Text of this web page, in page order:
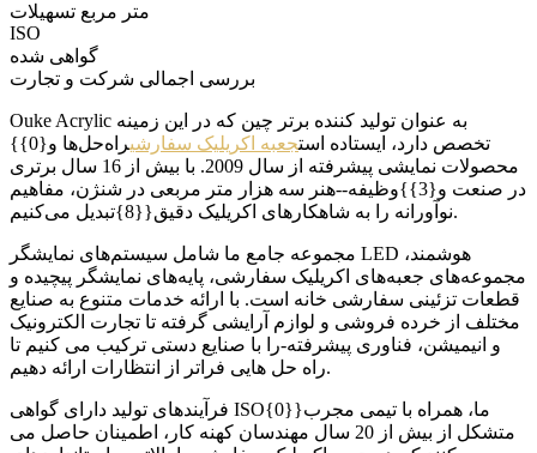
متر مربع تسهیلات
ISO
گواهی شده
بررسی اجمالی شرکت و تجارت
Ouke Acrylic به عنوان تولید کننده برتر چین که در این زمینه
تخصص دارد، ایستاده استجعبه اکریلیک سفارشی
راه‌حل‌ها و{0}}
محصولات نمایشی پیشرفته از سال 2009. با بیش از 16 سال برتری
در صنعت و{3}}وظیفه--هنر سه هزار متر مربعی در شنژن، مفاهیم
نوآورانه را به شاهکارهای اکریلیک دقیق{{8}تبدیل می‌کنیم.
مجموعه جامع ما شامل سیستم‌های نمایشگر LED هوشمند،
مجموعه‌های جعبه‌های اکریلیک سفارشی، پایه‌های نمایشگر پیچیده و
قطعات تزئینی سفارشی خانه است. با ارائه خدمات متنوع به صنایع
مختلف از خرده فروشی و لوازم آرایشی گرفته تا تجارت الکترونیک
و انیمیشن، فناوری پیشرفته-را با صنایع دستی ترکیب می کنیم تا
راه حل هایی فراتر از انتظارات ارائه دهیم.
فرآیندهای تولید دارای گواهی ISO{0}}ما، همراه با تیمی مجرب
متشکل از بیش از 20 سال مهندسان کهنه کار، اطمینان حاصل می